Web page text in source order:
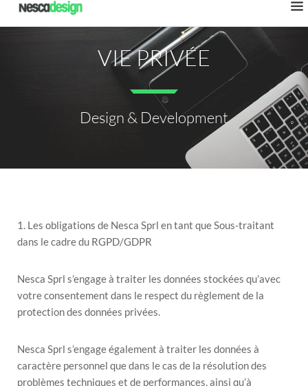
VIE PRIVÉE
Design & Development
1. Les obligations de Nesca Sprl en tant que Sous-traitant
dans le cadre du RGPD/GDPR
Nesca Sprl s’engage à traiter les données stockées qu’avec
votre consentement dans le respect du règlement de la
protection des données privées.
Nesca Sprl s’engage également à traiter les données à
caractère personnel que dans le cas de la résolution des
problèmes techniques et de performances, ainsi qu’à